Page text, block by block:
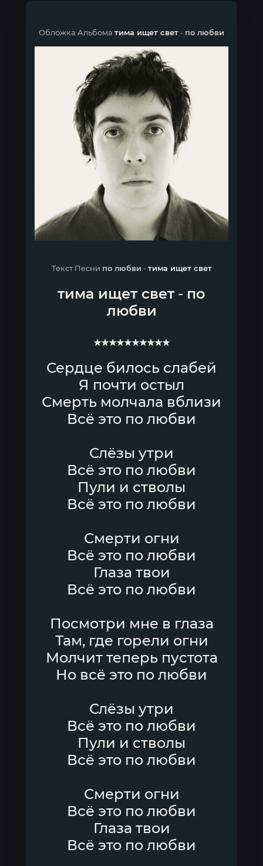
Обложка Альбома тима ищет свет- по любви
Текст Песни по любви -тима ищет свет
тима ищет свет- по
любви
★★★★★★★★★★
Сердце билось слабей
Я почти остыл
Смерть молчала вблизи
Всё это по любви
Слёзы утри
Всё это по любви
Пули и стволы
Всё это по любви
Смерти огни
Всё это по любви
Глаза твои
Всё это по любви
Посмотри мне в глаза
Там, где горели огни
Молчит теперь пустота
Но всё это по любви
Слёзы утри
Всё это по любви
Пули и стволы
Всё это по любви
Смерти огни
Всё это по любви
Глаза твои
Всё это по любви